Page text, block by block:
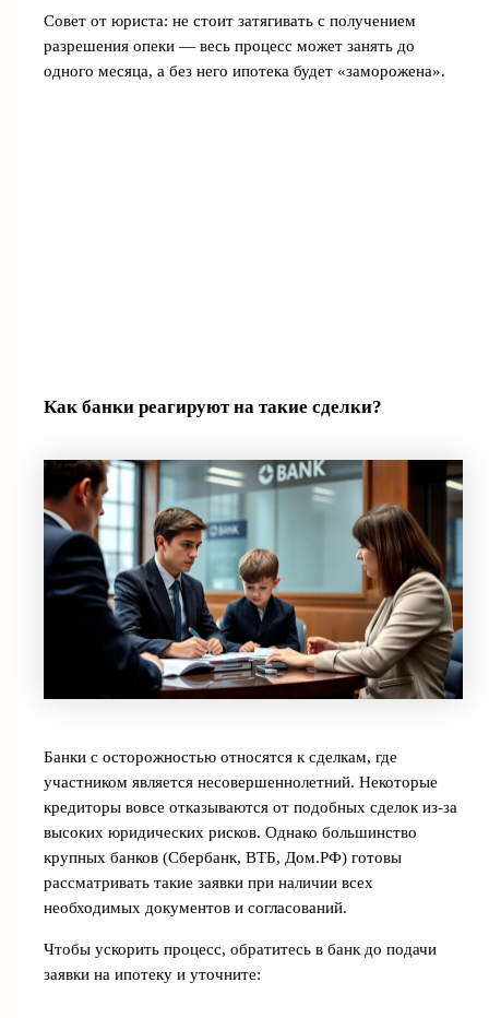
Совет от юриста: не стоит затягивать с получением
разрешения опеки — весь процесс может занять до
одного месяца, а без него ипотека будет «заморожена».
Как банки реагируют на такие сделки?
Банки с осторожностью относятся к сделкам, где
участником является несовершеннолетний. Некоторые
кредиторы вовсе отказываются от подобных сделок из-за
высоких юридических рисков. Однако большинство
крупных банков (Сбербанк, ВТБ, Дом.РФ) готовы
рассматривать такие заявки при наличии всех
необходимых документов и согласований.
Чтобы ускорить процесс, обратитесь в банк до подачи
заявки на ипотеку и уточните: